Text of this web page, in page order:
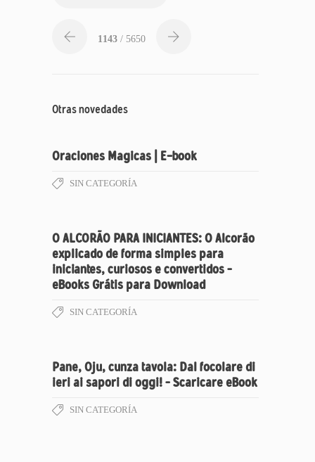
1143 / 5650
Otras novedades
Oraciones Magicas | E-book
SIN CATEGORÍA
O ALCORÃO PARA INICIANTES: O Alcorão
explicado de forma simples para
iniciantes, curiosos e convertidos –
eBooks Grátis para Download
SIN CATEGORÍA
Pane, Oju, cunza tavola: Dal focolare di
ieri ai sapori di oggi! – Scaricare eBook
SIN CATEGORÍA